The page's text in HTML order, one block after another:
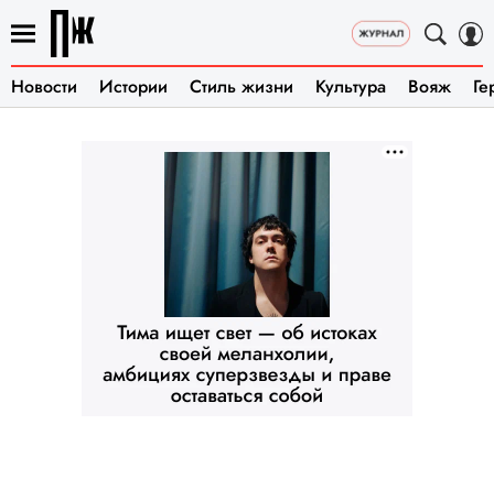
Новости Истории Стиль жизни Культура Вояж